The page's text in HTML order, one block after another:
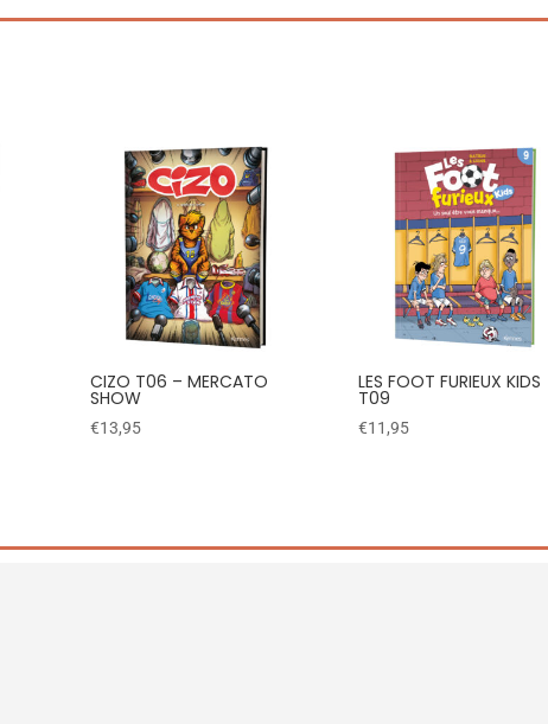
CIZO T06 – MERCATO
SHOW
€13,95
LES FOOT FURIEUX KIDS
T09
€11,95